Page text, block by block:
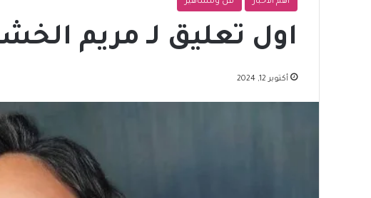
اول تعليق لـ مريم
أكتوبر 12, 2024